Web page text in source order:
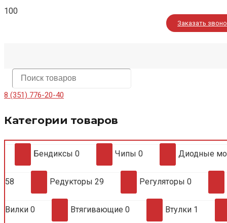
Заказать
8 (351) 776-20-40
Категории товаров
Бендиксы 0 Чипы 0 Диодные
58 Редукторы 29 Регуляторы 0
Вилки 0 Втягивающие 0 Втулки 1